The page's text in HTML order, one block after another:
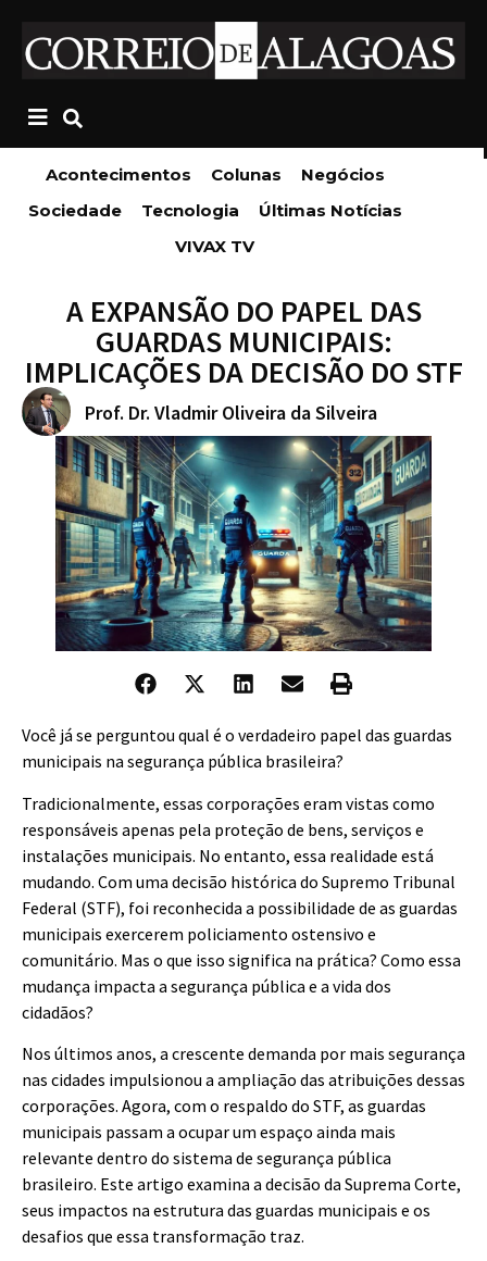
Acontecimentos Colunas
Negócios
Sociedade
Tecnologia
Últimas Notícias
VIVAX TV
A EXPANSÃO DO PAPEL DAS
GUARDAS MUNICIPAIS:
IMPLICAÇÕES DA DECISÃO DO STF
Prof. Dr. Vladmir Oliveira da Silveira
Você já se perguntou qual é o verdadeiro papel das guardas
municipais na segurança pública brasileira?
Tradicionalmente, essas corporações eram vistas como
responsáveis apenas pela proteção de bens, serviços e
instalações municipais. No entanto, essa realidade está
mudando. Com uma decisão histórica do Supremo Tribunal
Federal (STF), foi reconhecida a possibilidade de as guardas
municipais exercerem policiamento ostensivo e
comunitário. Mas o que isso significa na prática? Como essa
mudança impacta a segurança pública e a vida dos
cidadãos?
Nos últimos anos, a crescente demanda por mais segurança
nas cidades impulsionou a ampliação das atribuições dessas
corporações. Agora, com o respaldo do STF, as guardas
municipais passam a ocupar um espaço ainda mais
relevante dentro do sistema de segurança pública
brasileiro. Este artigo examina a decisão da Suprema Corte,
seus impactos na estrutura das guardas municipais e os
desafios que essa transformação traz.